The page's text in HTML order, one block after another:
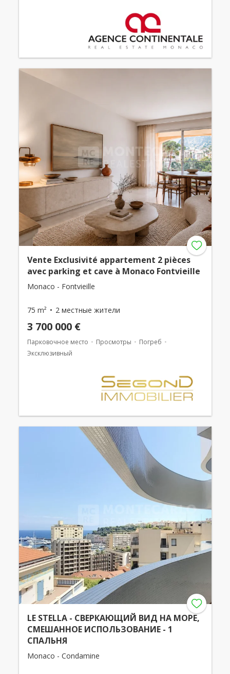
Vente Exclusivité appartement 2 pièces
avec parking et cave à Monaco Fontvieille
Monaco - Fontvieille
75 m² 2 местные жители
3 700 000 €
Парковочное место Просмотры
Погреб
Эксклюзивный
LE STELLA - СВЕРКАЮЩИЙ ВИД НА МОРЕ,
СМЕШАННОЕ ИСПОЛЬЗОВАНИЕ - 1
СПАЛЬНЯ
Monaco - Condamine